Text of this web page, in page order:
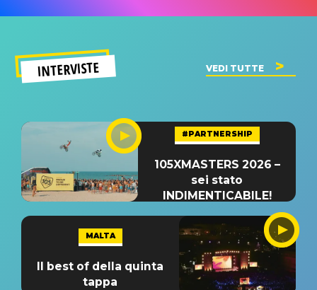
INTERVISTE VEDI TUTTE
#PARTNERSHIP
105XMASTERS 2026 –
sei stato
INDIMENTICABILE!
MALTA
Il best of della quinta
tappa